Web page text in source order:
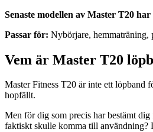
Senaste modellen av Master T20
Passar för: Nybörjare, hemmaträning,
Vem är Master T20
Master Fitness T20 är inte ett löpband
hopfällt.
Men för dig som precis har bestämt
faktiskt skulle komma till